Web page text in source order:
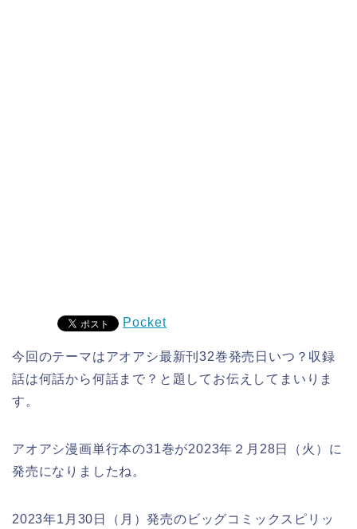
Pocket
今回のテーマはアオアシ最新刊32巻発売日いつ？収録
話は何話から何話まで？と題してお伝えしてまいりま
す。
アオアシ漫画単行本の31巻が2023年２月28日（火）に
発売になりましたね。
2023年1月30日（月）発売のビッグコミックスピリッ